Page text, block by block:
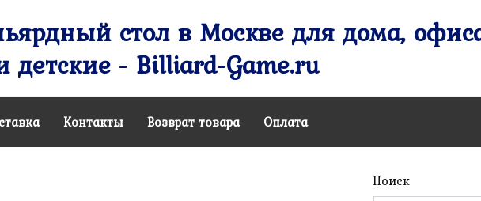
стол в Москве для дома,
- Billiard-Game.ru
Контакты Возврат товара Оплата
Поиск